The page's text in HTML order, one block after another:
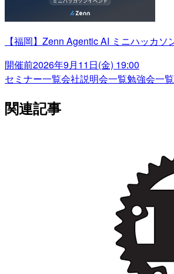
【福岡】Zenn Agentic AI ミニハッカ
開催前2026年9月11日(金) 19:00
セミナー一覧会社説明会一覧勉強会一覧
関連記事